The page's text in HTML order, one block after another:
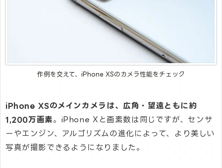
作例を交えて、iPhone XSのカメラ性能をチェック
iPhone XSのメインカメラは、広角・望遠ともに約
1,200万画素。iPhone Xと画素数は同じですが、センサ
ーやエンジン、アルゴリズムの進化によって、より美しい
写真が撮影できるようになりました。